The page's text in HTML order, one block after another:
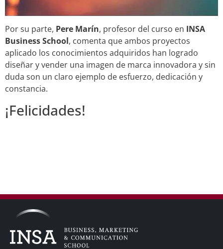
Por su parte, Pere Marín, profesor del curso en INSA
Business School, comenta que ambos proyectos
aplicado los conocimientos adquiridos han logrado
diseñar y vender una imagen de marca innovadora y sin
duda son un claro ejemplo de esfuerzo, dedicación y
constancia.
¡Felicidades!